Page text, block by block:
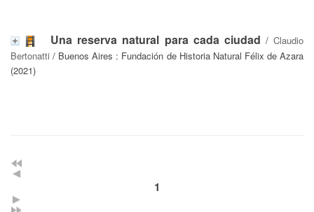
Una reserva natural para cada ciudad / Claudio
Bertonatti / Buenos Aires : Fundación de Historia Natural Félix de Azara
(2021)
1